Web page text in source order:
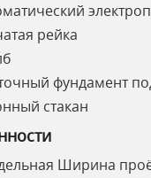
рейка
фундамент
стакан
Ширина